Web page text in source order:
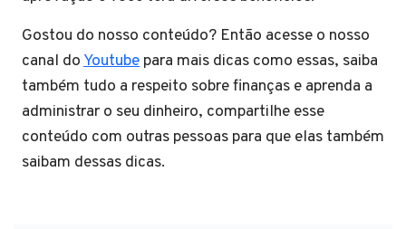
Gostou do nosso conteúdo? Então acesse o nosso
canal doYoutube para mais dicas como essas, saiba
também tudo a respeito sobre finanças e aprenda a
administrar o seu dinheiro, compartilhe esse
conteúdo com outras pessoas para que elas também
saibam dessas dicas.